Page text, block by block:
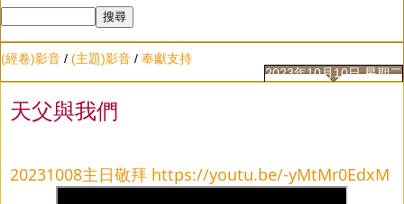
(經卷)影音 / (主題)影音 / 奉獻支持
2023年10月10日 星期二
天父與我們
20231008主日敬拜 https://youtu.be/-yMtMr0EdxM